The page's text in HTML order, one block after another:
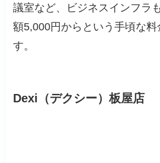
議室など、ビジネスインフラ
額5,000円からという手頃な料
す。
Dexi（デクシー）板屋店